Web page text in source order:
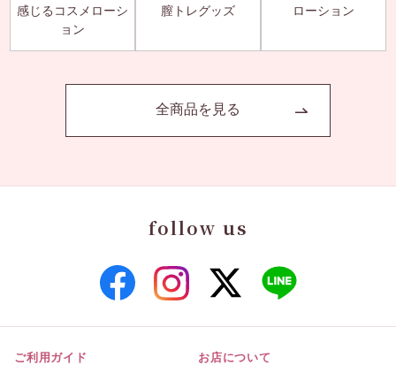
感じるコスメローシ
ョン
膣トレグッズ ローション
全商品を見る
follow us
ご利用ガイド
お店について